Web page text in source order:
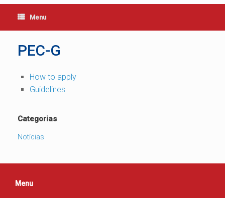
Menu
PEC-G
How to apply
Guidelines
Categorias
Notícias
Menu